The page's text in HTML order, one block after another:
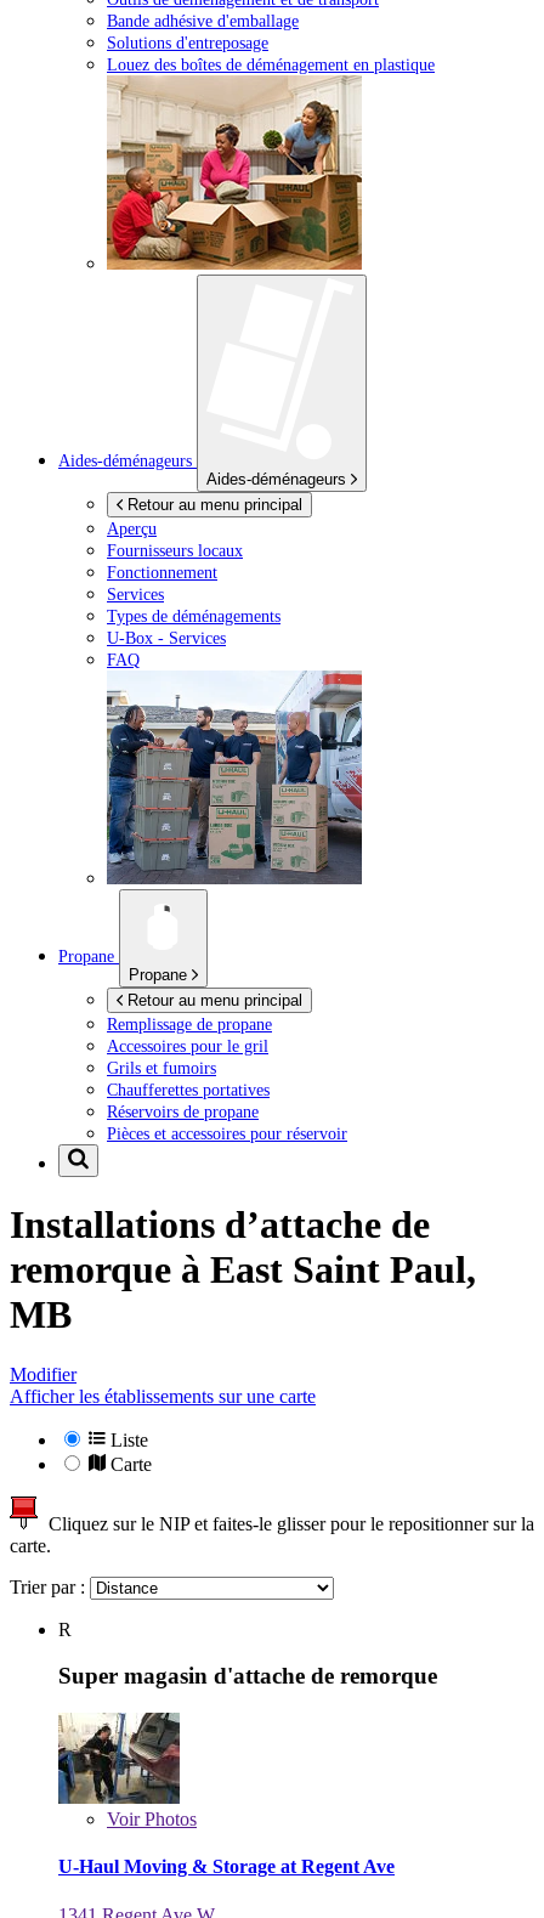
Bande adhésive d'emballage
Solutions d'entreposage
Louez des boîtes de déménagement en plastique
Aides-déménageurs
Aides-déménageurs
Retour au menu principal
Aperçu
Fournisseurs locaux
Fonctionnement
Services
Types de déménagements
U-Box - Services
FAQ
Propane
Propane
Retour au menu principal
Remplissage de propane
Accessoires pour le gril
Grils et fumoirs
Chaufferettes portatives
Réservoirs de propane
Pièces et accessoires pour réservoir
Installations d’attache de
remorque à East Saint Paul,
MB
Modifier
Afficher les établissements sur une carte
Liste
Carte
Cliquez sur le NIP et faites-le glisser pour le repositionner sur la
carte.
Trier par :
R
Super magasin d'attache de remorque
VoirPhotos
U-Haul Moving & Storage at Regent Ave